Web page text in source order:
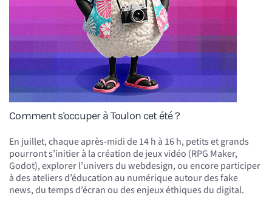
Comment s'occuper à Toulon cet été ?
En juillet, chaque après-midi de 14 h à 16 h, petits et grands
pourront s’initier à la création de jeux vidéo (RPG Maker,
Godot), explorer l’univers du webdesign, ou encore participer
à des ateliers d’éducation au numérique autour des fake
news, du temps d’écran ou des enjeux éthiques du digital.